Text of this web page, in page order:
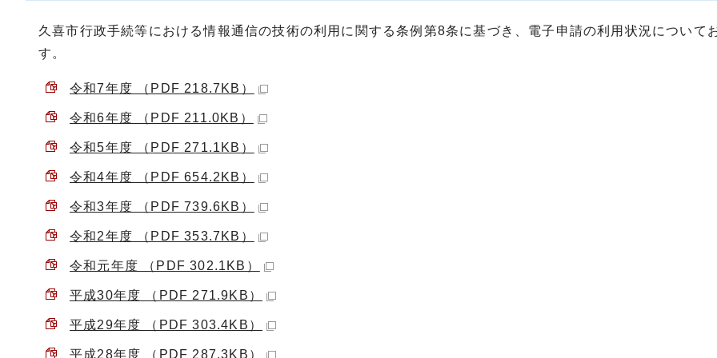
久喜市行政手続等における情報通信の技術の利用に関する条例第8条に基づき、電子申請の利用状況について
す。
令和7年度 （PDF 218.7KB）
令和6年度 （PDF 211.0KB）
令和5年度 （PDF 271.1KB）
令和4年度 （PDF 654.2KB）
令和3年度 （PDF 739.6KB）
令和2年度 （PDF 353.7KB）
令和元年度 （PDF 302.1KB）
平成30年度 （PDF 271.9KB）
平成29年度 （PDF 303.4KB）
平成28年度 （PDF 287.3KB）